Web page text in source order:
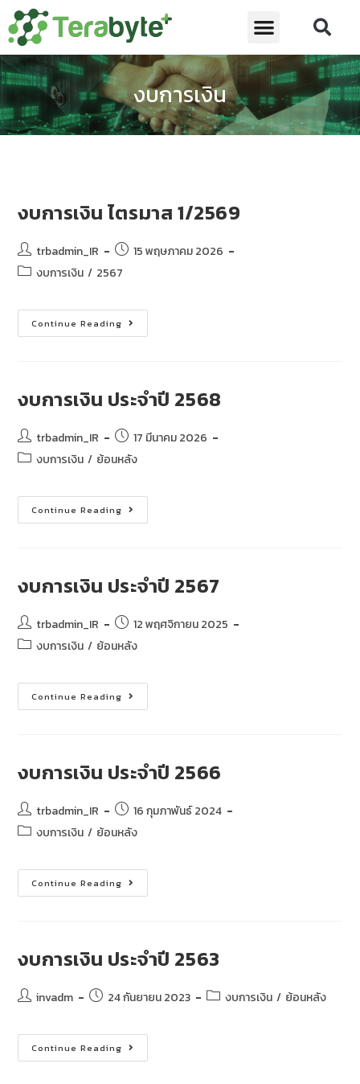
งบการเงิน
งบการเงิน ไตรมาส 1/2569
trbadmin_IR
15 พฤษภาคม 2026
งบการเงิน / 2567
Continue Reading
งบการเงิน ประจำปี 2568
trbadmin_IR
17 มีนาคม 2026
งบการเงิน / ย้อนหลัง
Continue Reading
งบการเงิน ประจำปี 2567
trbadmin_IR
12 พฤศจิกายน 2025
งบการเงิน / ย้อนหลัง
Continue Reading
งบการเงิน ประจำปี 2566
trbadmin_IR
16 กุมภาพันธ์ 2024
งบการเงิน / ย้อนหลัง
Continue Reading
งบการเงิน ประจำปี 2563
invadm 24 กันยายน 2023 งบการเงิน / ย้อนหลัง
Continue Reading